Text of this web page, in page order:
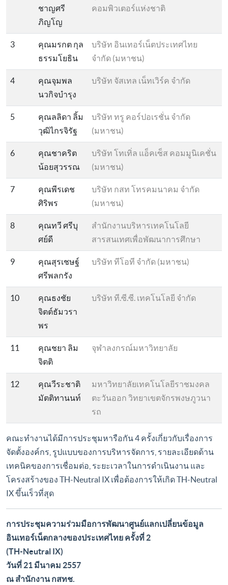
ชาญศรี
ภิญโญ
คอมพิวเตอร์แห่งชาติ
3
คุณมรกต กุล
ธรรมโยธิน
บริษัท อินเทอร์เน็ตประเทศไทย
จำกัด (มหาชน)
4
คุณจุมพล
นวกิจบำรุง
บริษัท จัสเทล เน็ทเวิร์ค จำกัด
5
คุณลลิดา ลิ้ม
วุฒิไกรจิรัฐ
บริษัท ทรู คอร์ปอเรชั่น จำกัด
(มหาชน)
6
คุณชาคริต
น้อยสุวรรณ
บริษัท โทเทิ่ล แอ็คเซ็ส คอมมูนิเคชั่น
(มหาชน)
7
คุณพีรเดช
ศิริพร
บริษัท กสท โทรคมนาคม จำกัด
(มหาชน)
8
คุณทวี ศรีบุ
ศย์ดี
สำนักงานบริหารเทคโนโลยี
สารสนเทศเพื่อพัฒนาการศึกษา
9
คุณสุรเชษฐ์
ศรีพลกรัง
บริษัท ทีโอที จำกัด (มหาชน)
10
คุณธงชัย
จิตต์ธัมวรา
พร
บริษัท ที.ซี.ซี. เทคโนโลยี จำกัด
11
คุณชยา ลิม
จิตติ
จุฬาลงกรณ์มหาวิทยาลัย
12
คุณวีระชาติ
มัตติทานนท์
มหาวิทยาลัยเทคโนโลยีราชมงคล
ตะวันออก วิทยาเขตจักรพงษภูวนา
รถ
คณะทำงานได้มีการประชุมหารือกัน 4 ครั้งเกี่ยวกับเรื่องการ
จัดตั้งองค์กร, รูปแบบของการบริหารจัดการ, รายละเอียดด้าน
เทคนิคของการเชื่อมต่อ, ระยะเวลาในการดำเนินงาน และ
โครงสร้างของ TH-Neutral IX เพื่อต้องการให้เกิด TH-Neutral
IX ขึ้นเร็วที่สุด
การประชุมความร่วมมือการพัฒนาศูนย์แลกเปลี่ยนข้อมูล
อินเทอร์เน็ตกลางของประเทศไทย ครั้งที่ 2
(TH-Neutral IX)
วันที่ 21 มีนาคม 2557
ณ สำนักงาน กสทช.